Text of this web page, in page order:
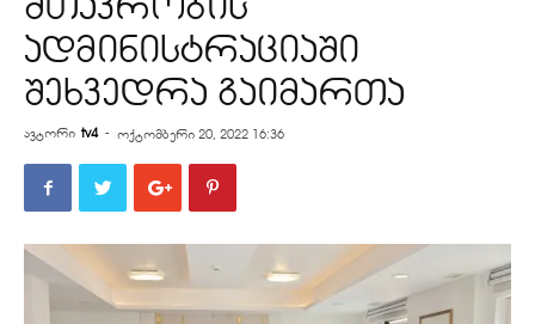
ადმინისტრაციაში
შეხვედრა გაიმართა
ავტორი tv4 - ოქტომბერი 20, 2022 16:36